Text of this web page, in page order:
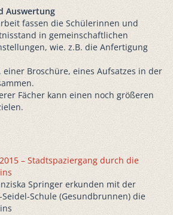
Auswertung
fassen die Schülerinnen und
in gemeinschaftlichen
wie. z.B. die Anfertigung
einer Broschüre, eines Aufsatzes in der
Fächer kann einen noch größeren
– Stadtspaziergang durch die
Springer erkunden mit der
Schule (Gesundbrunnen) die